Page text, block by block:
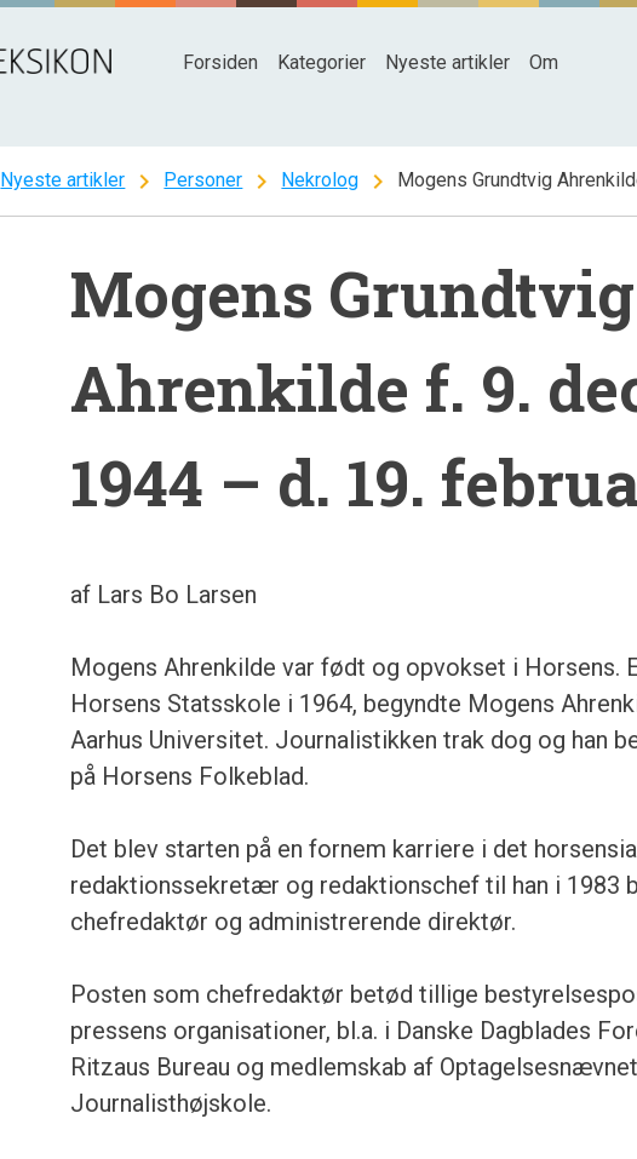
Forsiden Kategorier Nyeste artikler Om
Nyeste artikler chevron_right Personer chevron_right Nekrolog chevron_right Mogens Grundtvig
Mogens Grundtvig
Ahrenkilde f. 9.
1944 – d. 19.
af Lars Bo Larsen
Mogens Ahrenkilde var født og opvokset i Horsens.
Horsens Statsskole i 1964, begyndte Mogens
Aarhus Universitet. Journalistikken trak dog og han
på Horsens Folkeblad.
Det blev starten på en fornem karriere i det
redaktionssekretær og redaktionschef til han i 1983
chefredaktør og administrerende direktør.
Posten som chefredaktør betød tillige
pressens organisationer, bl.a. i Danske Dagblades
Ritzaus Bureau og medlemskab af
Journalisthøjskole.